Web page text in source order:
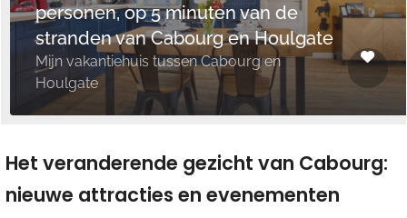
personen, op 5 minuten van de
stranden van Cabourg en Houlgate
Mijn vakantiehuis tussen Cabourg en
Houlgate
Het veranderende gezicht van Cabourg:
nieuwe attracties en evenementen